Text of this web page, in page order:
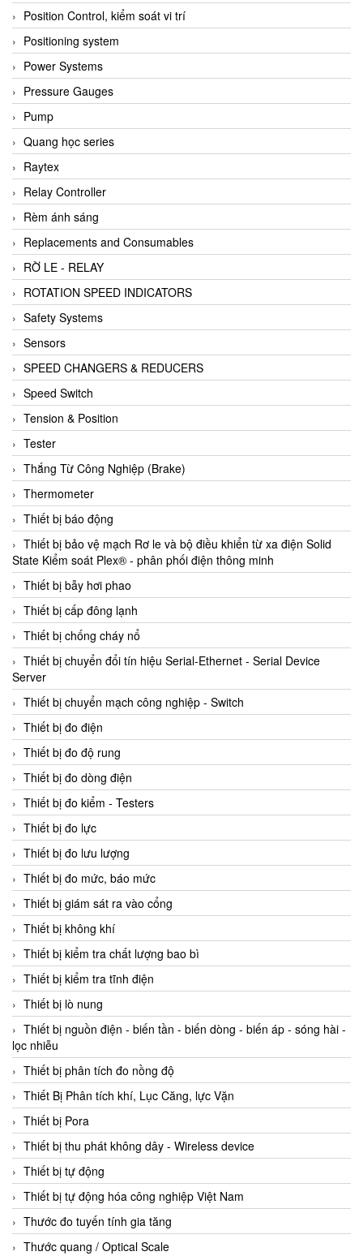
Position Control, kiểm soát vi trí
Positioning system
Power Systems
Pressure Gauges
Pump
Quang học series
Raytex
Relay Controller
Rèm ánh sáng
Replacements and Consumables
RỜ LE - RELAY
ROTATION SPEED INDICATORS
Safety Systems
Sensors
SPEED CHANGERS & REDUCERS
Speed Switch
Tension & Position
Tester
Thắng Từ Công Nghiệp (Brake)
Thermometer
Thiết bị báo động
Thiết bị bảo vệ mạch Rơ le và bộ điều khiển từ xa điện Solid
State Kiểm soát Plex® - phân phối điện thông minh
Thiết bị bẫy hơi phao
Thiết bị cấp đông lạnh
Thiết bị chống cháy nổ
Thiết bị chuyển đổi tín hiệu Serial-Ethernet - Serial Device
Server
Thiết bị chuyển mạch công nghiệp - Switch
Thiết bị đo điện
Thiết bị đo độ rung
Thiết bị đo dòng điện
Thiết bị đo kiểm - Testers
Thiết bị đo lực
Thiết bị đo lưu lượng
Thiết bị đo mức, báo mức
Thiết bị giám sát ra vào cổng
Thiết bị không khí
Thiết bị kiểm tra chất lượng bao bì
Thiết bị kiểm tra tĩnh điện
Thiết bị lò nung
Thiết bị nguồn điện - biến tần - biến dòng - biến áp - sóng hài -
lọc nhiễu
Thiết bị phân tích đo nồng độ
Thiết Bị Phân tích khí, Lục Căng, lực Vặn
Thiết bị Pora
Thiết bị thu phát không dây - Wireless device
Thiết bị tự động
Thiết bị tự động hóa công nghiệp Việt Nam
Thước đo tuyến tính gia tăng
Thước quang / Optical Scale